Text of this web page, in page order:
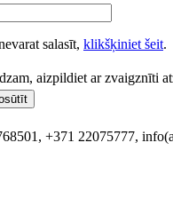
salasīt, klikšķiniet šeit.
aizpildiet ar zvaigznīti
+371 22075777,